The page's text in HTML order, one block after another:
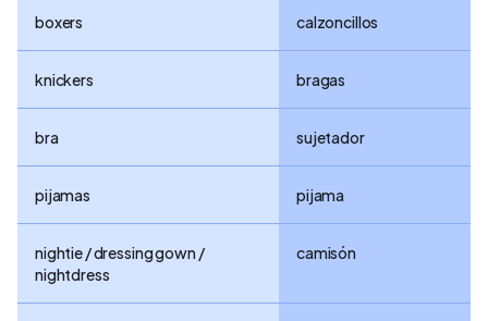
boxers calzoncillos
knickers bragas
bra sujetador
pijamas pijama
nightie / dressing gown /
nightdress
camisón